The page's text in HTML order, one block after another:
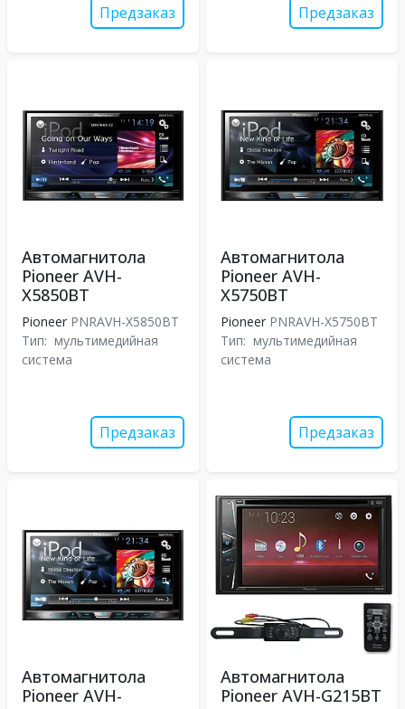
Предзаказ Предзаказ
Автомагнитола
Pioneer AVH-
X5850BT
Pioneer PNRAVH-X5850BT
Тип: мультимедийная
система
Предзаказ
Автомагнитола
Pioneer AVH-
X5750BT
Pioneer PNRAVH-X5750BT
Тип: мультимедийная
система
Предзаказ
Автомагнитола
Pioneer AVH-
Автомагнитола
Pioneer AVH-G215BT